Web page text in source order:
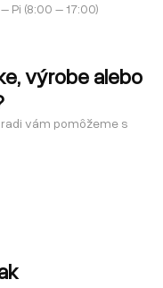
Pi (8:00 – 17:00)
výrobe alebo
vám pomôžeme s